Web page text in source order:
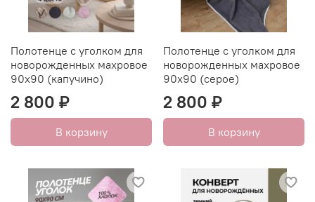
Полотенце с уголком для
новорожденных махровое
90х90 (капучино)
2 800 ₽
В корзину
Полотенце с уголком для
новорожденных махровое
90х90 (серое)
2 800 ₽
В корзину